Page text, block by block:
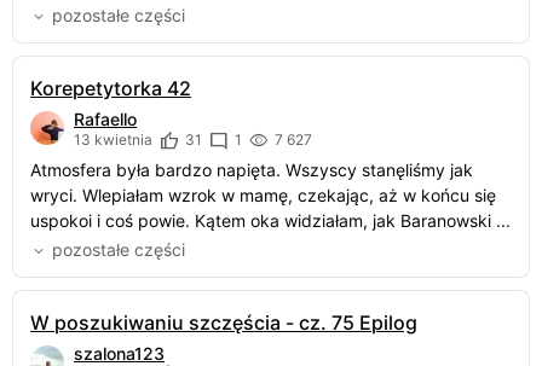
pozostałe części
Korepetytorka 42
Rafaello
13 kwietnia 31 1 7 627
Atmosfera była bardzo napięta. Wszyscy stanęliśmy jak
wryci. Wlepiałam wzrok w mamę, czekając, aż w końcu się
uspokoi i coś powie. Kątem oka widziałam, jak Baranowski ...
pozostałe części
W poszukiwaniu szczęścia - cz. 75 Epilog
szalona123